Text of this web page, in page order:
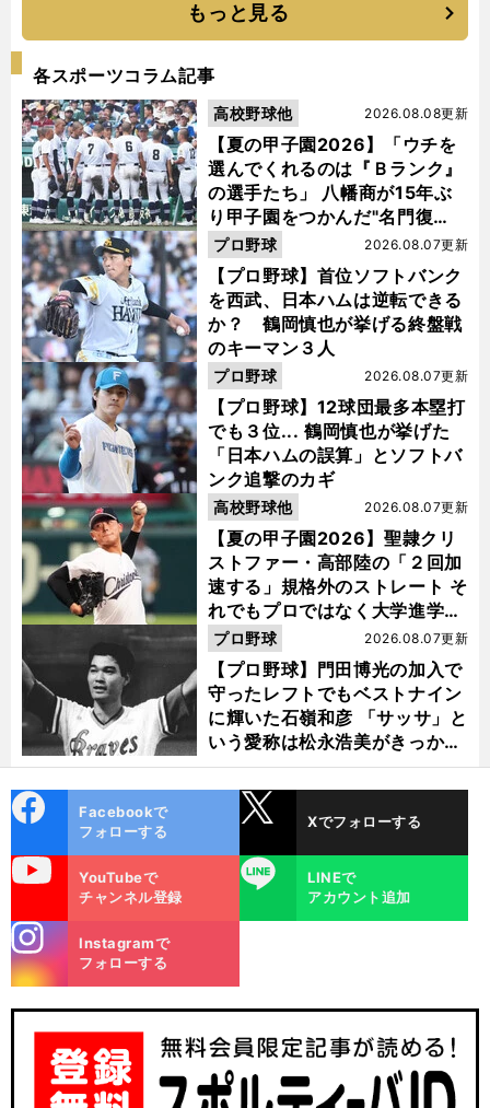
もっと見る
各スポーツコラム記事
【夏の甲子園2026】「ウチを
選んでくれるのは『Ｂランク』
の選手たち」 八幡商が15年ぶ
り甲子園をつかんだ"名門復
活"の舞台裏
2026.08.08更新
高校野球他
【プロ野球】首位ソフトバンク
を西武、日本ハムは逆転できる
か？ 鶴岡慎也が挙げる終盤戦
のキーマン３人
2026.08.07更新
プロ野球
【プロ野球】12球団最多本塁打
でも３位... 鶴岡慎也が挙げた
「日本ハムの誤算」とソフトバ
ンク追撃のカギ
2026.08.07更新
プロ野球
【夏の甲子園2026】聖隷クリ
ストファー・高部陸の「２回加
速する」規格外のストレート そ
れでもプロではなく大学進学を
選ぶ理由
2026.08.07更新
高校野球他
【プロ野球】門田博光の加入で
守ったレフトでもベストナイン
に輝いた石嶺和彦 「サッサ」と
いう愛称は松永浩美がきっか
け？
2026.08.07更新
プロ野球
ok
Facebookで
フォローする
Xでフォローする
YouTubeで
チャンネル登録
LINE
LINEで
アカウント追加
m
Instagramで
フォローする